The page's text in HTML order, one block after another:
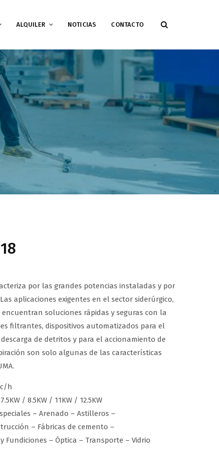
ALQUILER NOTICIAS CONTACTO
por las grandes potencias instaladas y por
aplicaciones exigentes en el sector siderúrgico,
soluciones rápidas y seguras con la
filtrantes, dispositivos automatizados para el
de detritos y para el accionamiento de
son solo algunas de las características
h
7.5KW / 8.5KW / 11KW / 12.5KW
– Arenado – Astilleros –
– Fábricas de cemento –
Fundiciones – Óptica – Transporte – Vidrio